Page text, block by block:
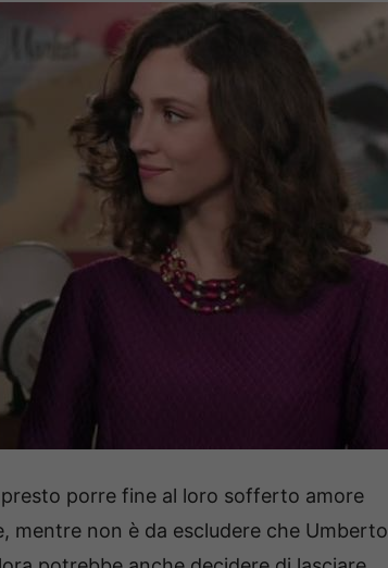
porre fine al loro sofferto amore
mentre non è da escludere che Umberto